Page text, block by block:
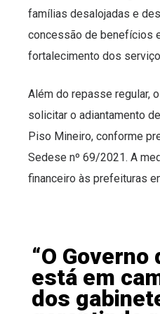
famílias desalojadas e
concessão de benefícios
fortalecimento dos
Além do repasse regular,
solicitar o adiantamento
Piso Mineiro, conforme
Sedese nº 69/2021. A
financeiro às prefeituras
“O Governo
está em
dos